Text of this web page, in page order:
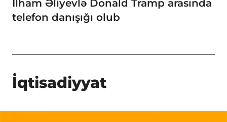
İlham Əliyevlə Donald Tramp arasında
telefon danışığı olub
İqtisadiyyat